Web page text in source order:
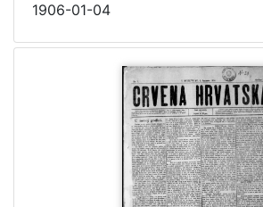
1906-01-04